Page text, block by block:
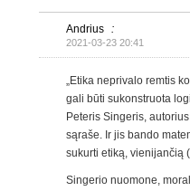
Andrius :
2021-03-23 20:41
„Etika neprivalo remtis
gali būti sukonstruota
Peteris Singeris,
sąraše. Ir jis bando
sukurti etiką, vienijančią
Singerio nuomone,